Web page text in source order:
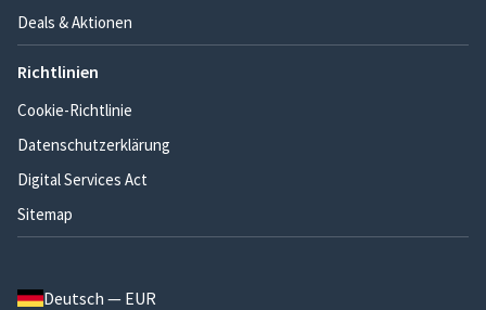
Deals & Aktionen
Richtlinien
Cookie-Richtlinie
Datenschutzerklärung
Digital Services Act
Sitemap
Deutsch — EUR